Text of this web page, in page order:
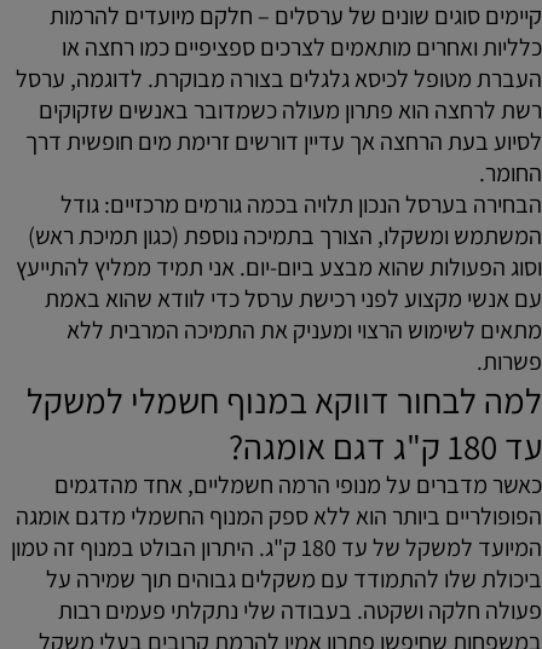
קיימים סוגים שונים של ערסלים – חלקם מיועדים להרמות
כלליות ואחרים מותאמים לצרכים ספציפיים כמו רחצה או
העברת מטופל לכיסא גלגלים בצורה מבוקרת. לדוגמה, ערסל
רשת לרחצה הוא פתרון מעולה כשמדובר באנשים שזקוקים
לסיוע בעת הרחצה אך עדיין דורשים זרימת מים חופשית דרך
החומר.
הבחירה בערסל הנכון תלויה בכמה גורמים מרכזיים: גודל
המשתמש ומשקלו, הצורך בתמיכה נוספת (כגון תמיכת ראש)
וסוג הפעולות שהוא מבצע ביום-יום. אני תמיד ממליץ להתייעץ
עם אנשי מקצוע לפני רכישת ערסל כדי לוודא שהוא באמת
מתאים לשימוש הרצוי ומעניק את התמיכה המרבית ללא
פשרות.
למה לבחור דווקא במנוף חשמלי למשקל
עד 180 ק"ג דגם אומגה?
כאשר מדברים על מנופי הרמה חשמליים, אחד מהדגמים
הפופולריים ביותר הוא ללא ספק המנוף החשמלי מדגם אומגה
המיועד למשקל של עד 180 ק"ג. היתרון הבולט במנוף זה טמון
ביכולת שלו להתמודד עם משקלים גבוהים תוך שמירה על
פעולה חלקה ושקטה. בעבודה שלי נתקלתי פעמים רבות
במשפחות שחיפשו פתרון אמין להרמת קרובים בעלי משקל